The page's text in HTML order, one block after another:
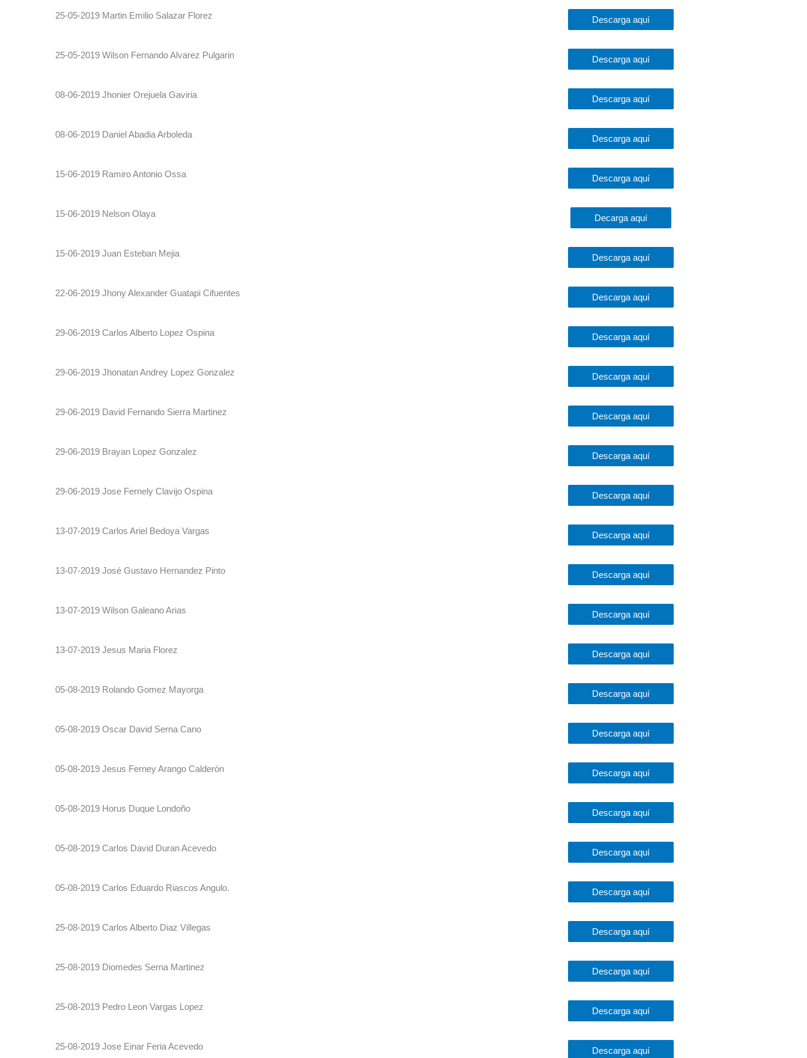
25-05-2019 Martin Emilio Salazar Florez Descarga aquí
25-05-2019 Wilson Fernando Alvarez Pulgarin Descarga aquí
08-06-2019 Jhonier Orejuela Gaviria Descarga aquí
08-06-2019 Daniel Abadia Arboleda Descarga aquí
15-06-2019 Ramiro Antonio Ossa Descarga aquí
15-06-2019 Nelson Olaya Decarga aquí
15-06-2019 Juan Esteban Mejia Descarga aquí
22-06-2019 Jhony Alexander Guatapi Cifuentes Descarga aquí
29-06-2019 Carlos Alberto Lopez Ospina Descarga aquí
29-06-2019 Jhonatan Andrey Lopez Gonzalez Descarga aquí
29-06-2019 David Fernando Sierra Martinez Descarga aquí
29-06-2019 Brayan Lopez Gonzalez Descarga aquí
29-06-2019 Jose Fernely Clavijo Ospina Descarga aquí
13-07-2019 Carlos Ariel Bedoya Vargas Descarga aquí
13-07-2019 José Gustavo Hernandez Pinto Descarga aquí
13-07-2019 Wilson Galeano Arias Descarga aquí
13-07-2019 Jesus Maria Florez Descarga aquí
05-08-2019 Rolando Gomez Mayorga Descarga aquí
05-08-2019 Oscar David Serna Cano Descarga aquí
05-08-2019 Jesus Ferney Arango Calderón Descarga aquí
05-08-2019 Horus Duque Londoño Descarga aquí
05-08-2019 Carlos David Duran Acevedo Descarga aquí
05-08-2019 Carlos Eduardo Riascos Angulo. Descarga aquí
25-08-2019 Carlos Alberto Diaz Villegas Descarga aquí
25-08-2019 Diomedes Serna Martinez Descarga aquí
25-08-2019 Pedro Leon Vargas Lopez Descarga aquí
25-08-2019 Jose Einar Feria Acevedo Descarga aquí